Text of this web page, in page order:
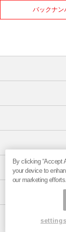
バックナン
ページ内の商標は
By clicking “Accept
your device to
our marketing
settings